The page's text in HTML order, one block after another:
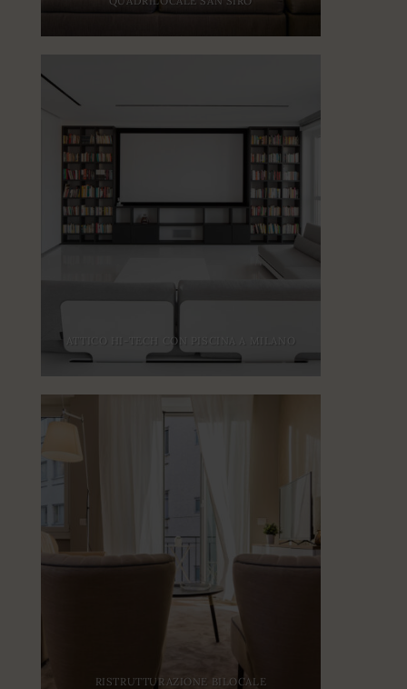
ATTICO HI-TECH CON PISCINA A MILANO
RISTRUTTURAZIONE BILOCALE